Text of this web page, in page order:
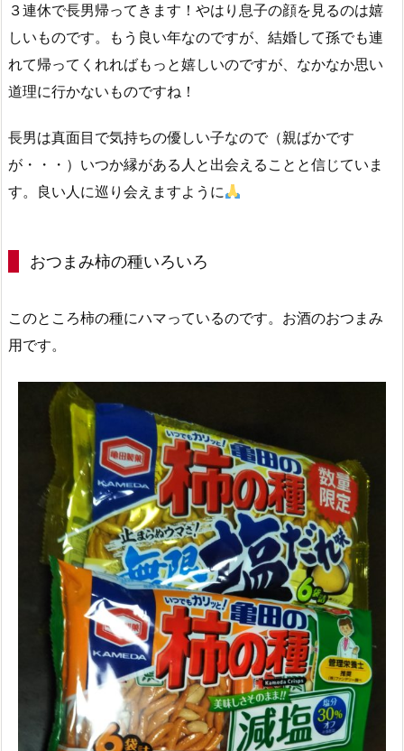
３連休で長男帰ってきます！やはり息子の顔を見るのは嬉
しいものです。もう良い年なのですが、結婚して孫でも連
れて帰ってくれればもっと嬉しいのですが、なかなか思い
道理に行かないものですね！
長男は真面目で気持ちの優しい子なので（親ばかです
が・・・）いつか縁がある人と出会えることと信じていま
す。良い人に巡り会えますように
おつまみ柿の種いろいろ
このところ柿の種にハマっているのです。お酒のおつまみ
用です。